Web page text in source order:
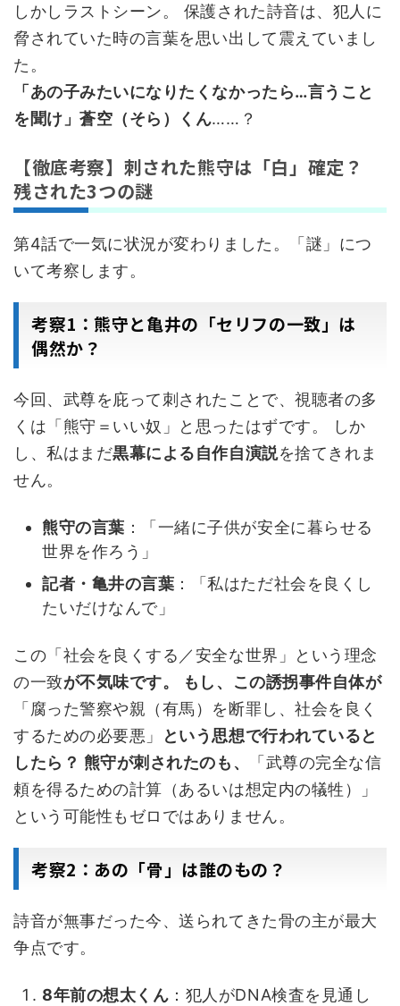
しかしラストシーン。 保護された詩音は、犯人に
脅されていた時の言葉を思い出して震えていまし
た。
「あの子みたいになりたくなかったら…言うこと
を聞け」蒼空（そら）くん……？
【徹底考察】刺された熊守は「白」確定？
残された3つの謎
第4話で一気に状況が変わりました。「謎」につ
いて考察します。
考察1：熊守と亀井の「セリフの一致」は
偶然か？
今回、武尊を庇って刺されたことで、視聴者の多
くは「熊守＝いい奴」と思ったはずです。 しか
し、私はまだ黒幕による自作自演説を捨てきれま
せん。
熊守の言葉 ：「一緒に子供が安全に暮らせる
世界を作ろう」
記者・亀井の言葉 ：「私はただ社会を良くし
たいだけなんで」
この「社会を良くする／安全な世界」という理念
の一致が不気味です。 もし、この誘拐事件自体が
「腐った警察や親（有馬）を断罪し、社会を良く
するための必要悪」
という思想で行われていると
したら？ 熊守が刺されたのも、
「武尊の完全な信
頼を得るための計算（あるいは想定内の犠牲）」
という可能性もゼロではありません。
考察2：あの「骨」は誰のもの？
詩音が無事だった今、送られてきた骨の主が最大
争点です。
8年前の想太くん ：犯人がDNA検査を見通し